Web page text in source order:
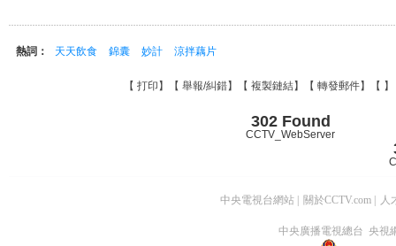
熱詞： 天天飲食 錦囊 妙計 涼拌藕片
【 打印 】【 舉報/糾錯】【 複製鏈結】【 轉發郵件】【 】
302 Found
CCTV_WebServer
中央電視台網站 關於CCTV.com 人
中央廣播電視總台 央視